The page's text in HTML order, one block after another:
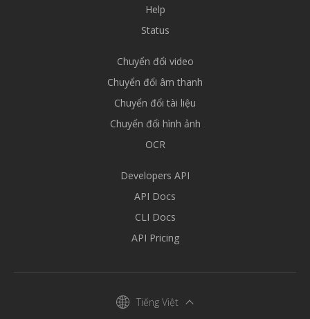
Help
Status
Chuyển đổi video
Chuyển đổi âm thanh
Chuyển đổi tài liệu
Chuyển đổi hình ảnh
OCR
Developers API
API Docs
CLI Docs
API Pricing
Tiếng Việt